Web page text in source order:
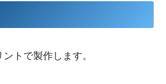
トで製作します。